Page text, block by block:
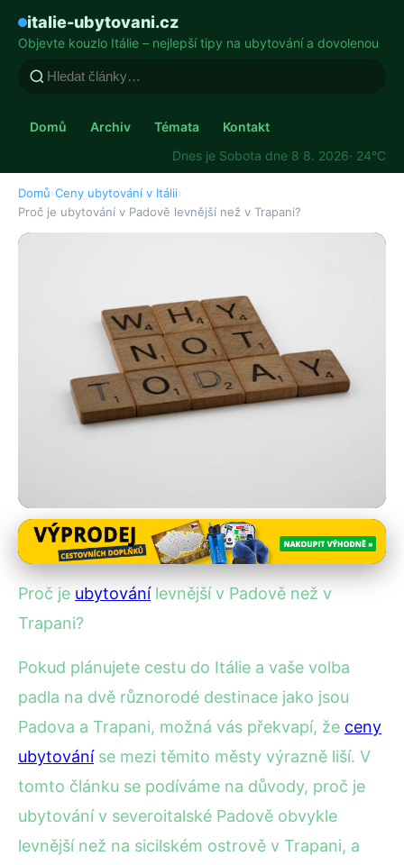
italie-ubytovani.cz
Objevte kouzlo Itálie – nejlepší tipy na ubytování a dovolenou
Domů Archiv Témata
Kontakt
Dnes je Sobota dne 8 8. 2026· 24°C
Domů›Ceny ubytování v Itálii›
Proč je ubytování v Padově levnější než v Trapani?
Ceny ubytování v Itálii
Proč je ubytování v Padově
levnější než v Trapani?
Proč je ubytovánílevnější v Padově než v
Trapani?
Pokud plánujete cestu do Itálie a vaše volba
padla na dvě různorodé destinace jako jsou
Padova a Trapani, možná vás překvapí, že ceny
ubytováníse mezi těmito městy výrazně liší. V
tomto článku se podíváme na důvody, proč je
ubytování v severoitalské Padově obvykle
levnější než na sicilském ostrově v Trapani, a